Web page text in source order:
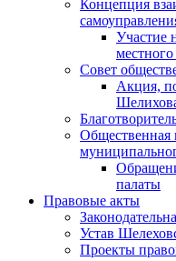
Концепция
Участие
Совет
Акция,
Общественная
палаты
Правовые акты
Устав
Проекты